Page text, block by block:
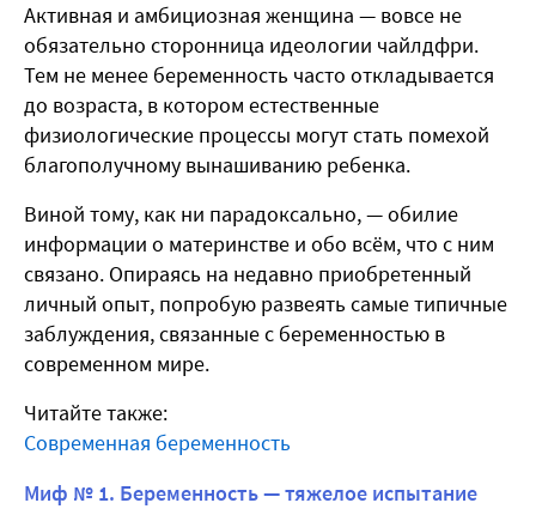
Активная и амбициозная женщина — вовсе не
обязательно сторонница идеологии чайлдфри.
Тем не менее беременность часто откладывается
до возраста, в котором естественные
физиологические процессы могут стать помехой
благополучному вынашиванию ребенка.
Виной тому, как ни парадоксально, — обилие
информации о материнстве и обо всём, что с ним
связано. Опираясь на недавно приобретенный
личный опыт, попробую развеять самые типичные
заблуждения, связанные с беременностью в
современном мире.
Читайте также:
Современная беременность
Миф № 1. Беременность — тяжелое испытание